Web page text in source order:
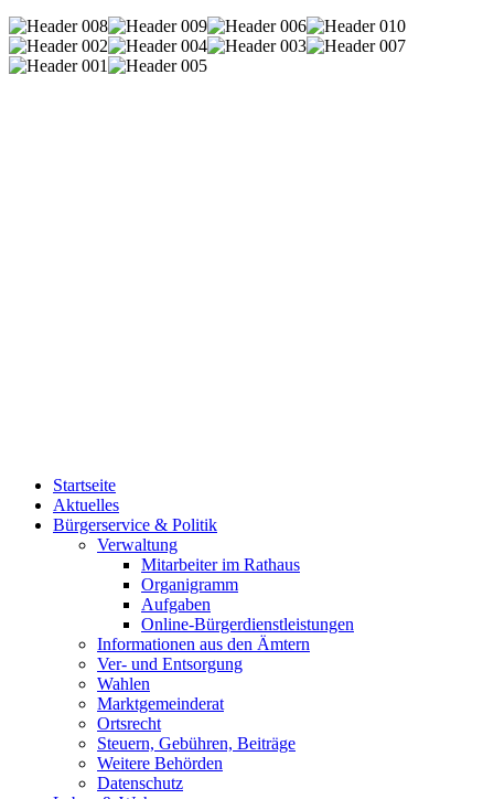
Startseite
Aktuelles
Bürgerservice & Politik
Verwaltung
Mitarbeiter im Rathaus
Organigramm
Aufgaben
Online-Bürgerdienstleistungen
Informationen aus den Ämtern
Ver- und Entsorgung
Wahlen
Marktgemeinderat
Ortsrecht
Steuern, Gebühren, Beiträge
Weitere Behörden
Datenschutz